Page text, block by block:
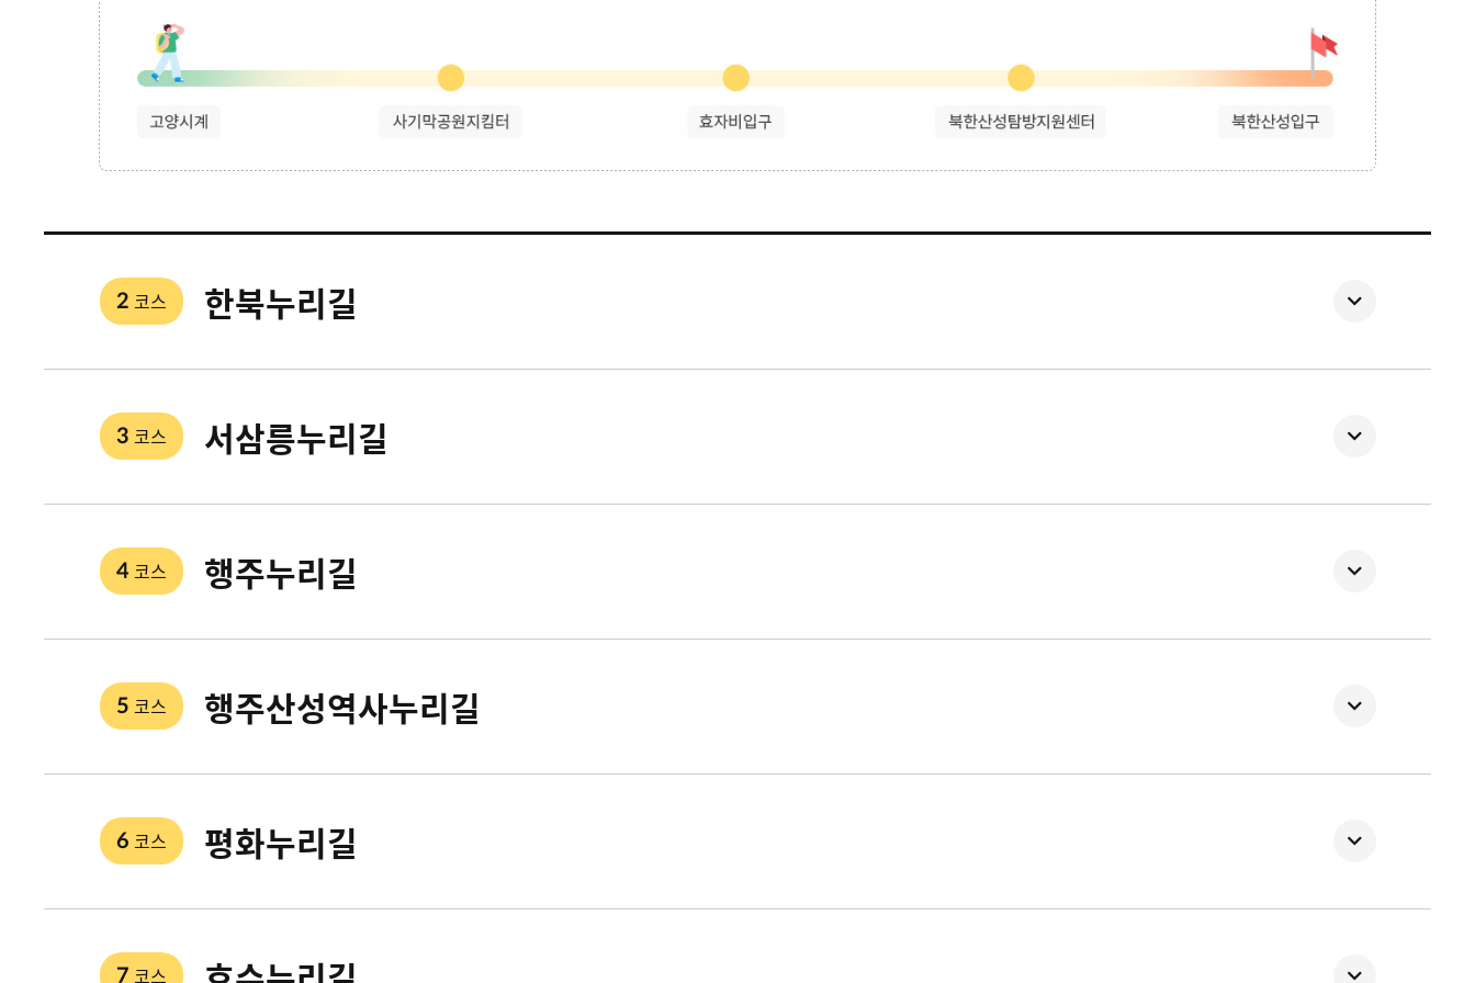
2 코스 한북누리길
3 코스 서삼릉누리길
4 코스 행주누리길
5 코스 행주산성역사누리길
6 코스 평화누리길
7 코스